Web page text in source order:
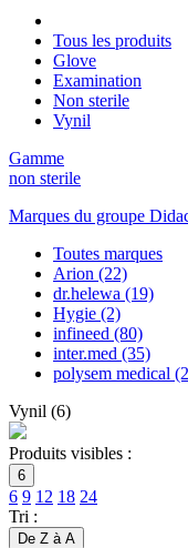
Tous les produits
Glove
Examination
Non sterile
Vynil
Gamme
non sterile
Marques du groupe
Toutes marques
Arion (22)
dr.helewa (19)
Hygie (2)
infineed (80)
inter.med (35)
polysem medical
Vynil (6)
Produits visibles :
6
6 9 12 18 24
Tri :
De Z à A